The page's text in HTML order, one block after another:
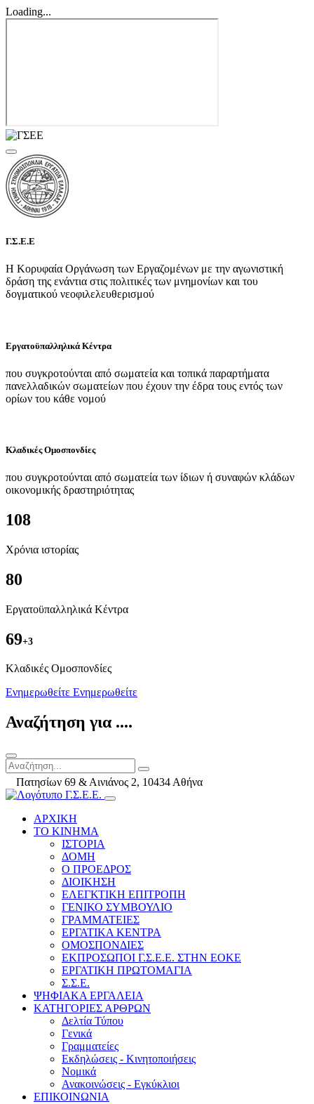
Loading...
Γ.Σ.Ε.Ε
Η Κορυφαία Οργάνωση των Εργαζομένων με την αγωνιστική
δράση της ενάντια στις πολιτικές των μνημονίων και του
δογματικού νεοφιλελευθερισμού
Εργατοϋπαλληλικά Κέντρα
που συγκροτούνται από σωματεία και τοπικά παραρτήματα
πανελλαδικών σωματείων που έχουν την έδρα τους εντός των
ορίων του κάθε νομού
Κλαδικές Ομοσπονδίες
που συγκροτούνται από σωματεία των ίδιων ή συναφών κλάδων
οικονομικής δραστηριότητας
108
Χρόνια ιστορίας
80
Εργατοϋπαλληλικά Κέντρα
69+3
Kλαδικές Ομοσπονδίες
Ενημερωθείτε Ενημερωθείτε
Αναζήτηση για ....
Πατησίων 69 & Αινιάνος 2, 10434 Αθήνα
ΑΡΧΙΚΗ
ΤΟ ΚΙΝΗΜΑ
ΙΣΤΟΡΙΑ
ΔΟΜΗ
Ο ΠΡΟΕΔΡΟΣ
ΔΙΟΙΚΗΣΗ
ΕΛΕΓΚΤΙΚΗ ΕΠΙΤΡΟΠΗ
ΓΕΝΙΚΟ ΣΥΜΒΟΥΛΙΟ
ΓΡΑΜΜΑΤΕΙΕΣ
ΕΡΓΑΤΙΚΑ ΚΕΝΤΡΑ
ΟΜΟΣΠΟΝΔΙΕΣ
ΕΚΠΡΟΣΩΠΟΙ Γ.Σ.Ε.Ε. ΣΤΗΝ ΕΟΚΕ
ΕΡΓΑΤΙΚΗ ΠΡΩΤΟΜΑΓΙΑ
Σ.Σ.Ε.
ΨΗΦΙΑΚΑ ΕΡΓΑΛΕΙΑ
ΚΑΤΗΓΟΡΙΕΣ ΑΡΘΡΩΝ
Δελτία Τύπου
Γενικά
Γραμματείες
Εκδηλώσεις - Κινητοποιήσεις
Νομικά
Ανακοινώσεις - Εγκύκλιοι
ΕΠΙΚΟΙΝΩΝΙΑ